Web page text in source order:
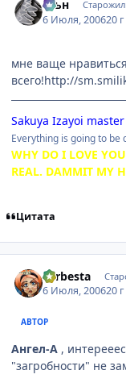
Юьн
6 Июля, 200620 г
мне ваще
всего!http://
Sakuya Izayoi master
Everything is going to be
WHY DO I LOVE
REAL. DAMMIT MY
Цитата
Larbesta
6 Июля, 200620 г
АВТОР
Ангел-А ,
"загробности" не